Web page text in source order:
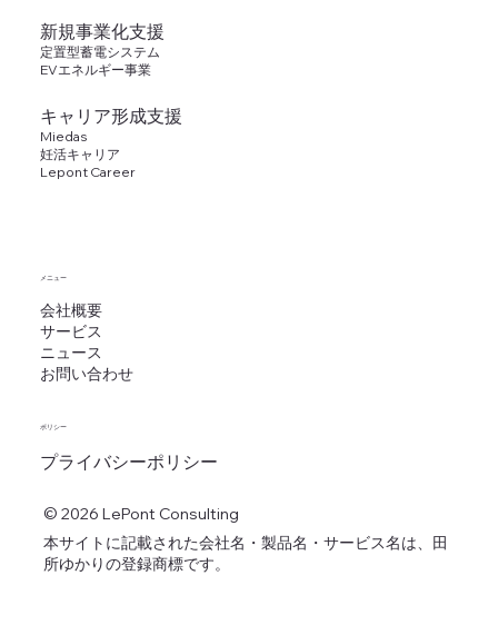
【研修レポート】働く女性のキャリアの
新規事業化支援
定置型蓄電システム
EVエネルギー事業
キャリア形成支援
Miedas
妊活キャリア
​Lepont Career
会社概要
サービス
ニュース
お問い合わせ
メニュー
プライバシーポリシー
ポリシー
© 2026 LePont Consulting
本サイトに記載された会社名・製品名・サービス名は、田
所ゆかりの登録商標です。